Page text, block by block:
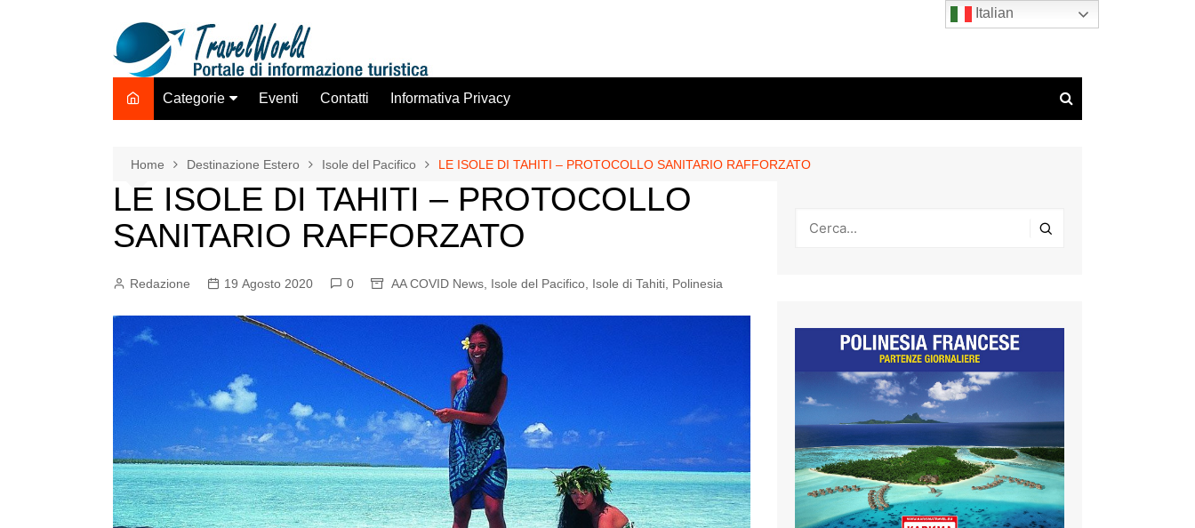
Categorie
Destinazione Italia
TO ADV OLTA
Trasporti
Hotel Strutture Ricettive
Istituzioni Associazioni
Assicurazioni Servizi
Eventi Contatti Informativa Privacy
Home Destinazione Estero Isole del Pacifico LE ISOLE DI TAHITI – PROTOCOLLO SANITARIO RAFFORZATO
LE ISOLE DI TAHITI – PROTOCOLLO
SANITARIO RAFFORZATO
Redazione 19 Agosto 2020 0 AA COVID News Isole del Pacifico Isole di Tahiti Polinesia
Italian